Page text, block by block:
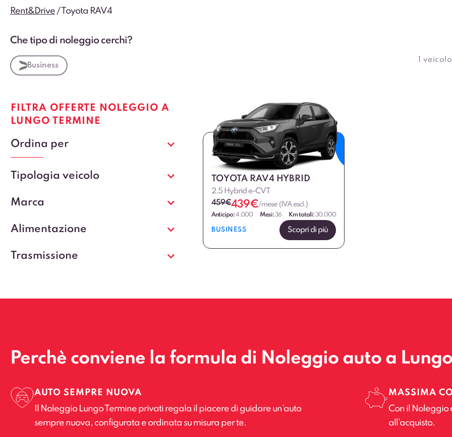
Rent&Drive /Toyota RAV4
Che tipo di noleggio cerchi?
Business
1 veicolo
TOYOTA RAV4 HYBRID
2.5 Hybrid e-CVT
459€439€/mese (IVA escl.)
Anticipo:4.000 Mesi:36 Km totali:30.000
BUSINESS Scopri di più
FILTRA OFFERTE NOLEGGIO A
LUNGO TERMINE
Ordina per
Tipologia veicolo
Marca
Alimentazione
Trasmissione
Perchè conviene la formula di Noleggio auto a
AUTO SEMPRE NUOVA
Il Noleggio Lungo Termine privati regala il piacere di guidare un’auto
sempre nuova, configurata e ordinata su misura per te.
MASSIMA
Con il Noleggio
all’acquisto.